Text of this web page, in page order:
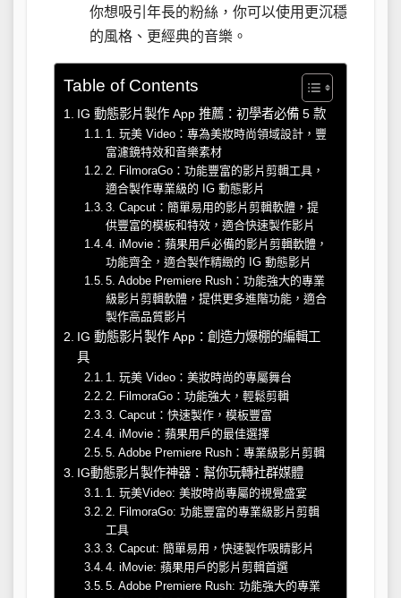
你想吸引年長的粉絲，你可以使用更沉穩
的風格、更經典的音樂。
Table of Contents
IG 動態影片製作 App 推薦：初學者必備 5 款
1. 玩美 Video：專為美妝時尚領域設計，豐
富濾鏡特效和音樂素材
2. FilmoraGo：功能豐富的影片剪輯工具，
適合製作專業級的 IG 動態影片
3. Capcut：簡單易用的影片剪輯軟體，提
供豐富的模板和特效，適合快速製作影片
4. iMovie：蘋果用戶必備的影片剪輯軟體，
功能齊全，適合製作精緻的 IG 動態影片
5. Adobe Premiere Rush：功能強大的專業
級影片剪輯軟體，提供更多進階功能，適合
製作高品質影片
IG 動態影片製作 App：創造力爆棚的編輯工
具
1. 玩美 Video：美妝時尚的專屬舞台
2. FilmoraGo：功能強大，輕鬆剪輯
3. Capcut：快速製作，模板豐富
4. iMovie：蘋果用戶的最佳選擇
5. Adobe Premiere Rush：專業級影片剪輯
IG動態影片製作神器：幫你玩轉社群媒體
1. 玩美Video: 美妝時尚專屬的視覺盛宴
2. FilmoraGo: 功能豐富的專業級影片剪輯
工具
3. Capcut: 簡單易用，快速製作吸睛影片
4. iMovie: 蘋果用戶的影片剪輯首選
5. Adobe Premiere Rush: 功能強大的專業